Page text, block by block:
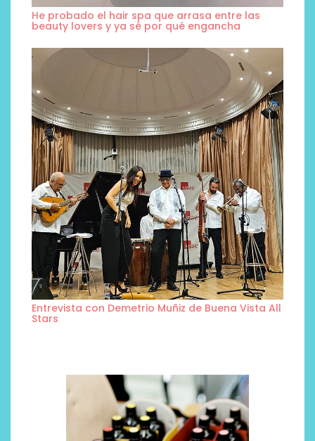
He probado el hair spa que arrasa entre las
beauty lovers y ya sé por qué engancha
Entrevista con Demetrio Muñiz de Buena Vista All
Stars